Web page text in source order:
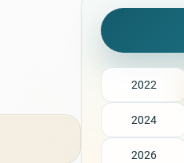
2022
2024
2026